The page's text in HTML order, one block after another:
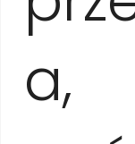
a,
Duración
aprox. 4 horas
domingo